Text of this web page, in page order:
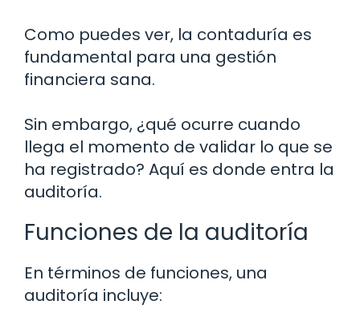
Como puedes ver, la contaduría es
fundamental para una gestión
financiera sana.
Sin embargo, ¿qué ocurre cuando
llega el momento de validar lo que se
ha registrado? Aquí es donde entra la
auditoría.
Funciones de la auditoría
En términos de funciones, una
auditoría incluye: